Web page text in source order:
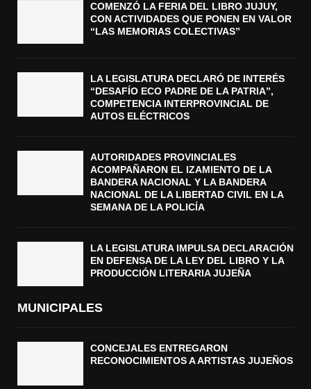
COMENZÓ LA FERIA DEL LIBRO JUJUY,
CON ACTIVIDADES QUE PONEN EN VALOR
“LAS MEMORIAS COLECTIVAS”
LA LEGISLATURA DECLARÓ DE INTERÉS
“DESAFÍO ECO PADRE DE LA PATRIA”,
COMPETENCIA INTERPROVINCIAL DE
AUTOS ELÉCTRICOS
AUTORIDADES PROVINCIALES
ACOMPAÑARON EL IZAMIENTO DE LA
BANDERA NACIONAL Y LA BANDERA
NACIONAL DE LA LIBERTAD CIVIL EN LA
SEMANA DE LA POLICÍA
LA LEGISLATURA IMPULSA DECLARACIÓN
EN DEFENSA DE LA LEY DEL LIBRO Y LA
PRODUCCIÓN LITERARIA JUJEÑA
MUNICIPALES
CONCEJALES ENTREGARON
RECONOCIMIENTOS A ARTISTAS JUJEÑOS